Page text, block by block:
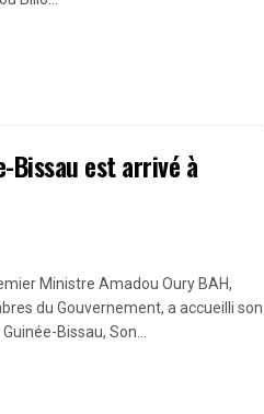
est arrivé à
Ministre Amadou Oury BAH,
du Gouvernement, a accueilli son
Bissau, Son...